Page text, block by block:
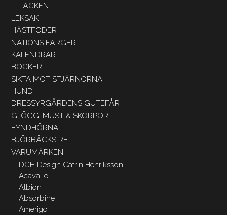
TÄCKEN
LEKSAK
HÄSTFODER
NATIONS FÄRGER
KALENDRAR
BÖCKER
SIKTA MOT STJÄRNORNA
HUND
DRESSYRGÅRDENS GUTEFÅR
GLÖGG, MUST & SKORPOR
FYNDHÖRNA!
BJÖRBÄCKS RF
VARUMÄRKEN
DCH Design Catrin Henriksson
Acavallo
Albion
Absorbine
Amerigo